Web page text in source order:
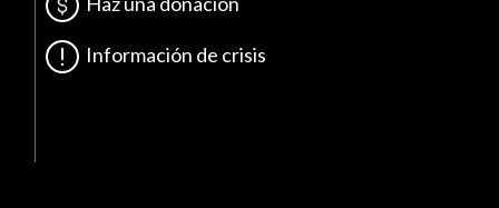
Información de crisis